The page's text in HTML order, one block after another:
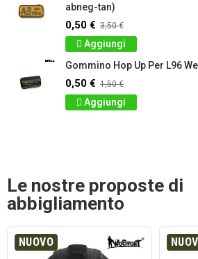
abneg-tan)
0,50 € 3,50 €
Aggiungi
Gommino Hop Up Per L96
0,50 € 1,50 €
Aggiungi
Le nostre proposte di
abbigliamento
NUOVO